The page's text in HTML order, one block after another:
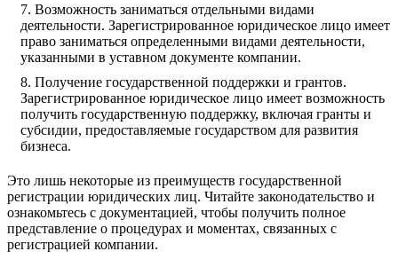
Возможность заниматься отдельными видами
деятельности. Зарегистрированное юридическое лицо имеет
право заниматься определенными видами деятельности,
указанными в уставном документе компании.
Получение государственной поддержки и грантов.
Зарегистрированное юридическое лицо имеет возможность
получить государственную поддержку, включая гранты и
субсидии, предоставляемые государством для развития
бизнеса.
Это лишь некоторые из преимуществ государственной
регистрации юридических лиц. Читайте законодательство и
ознакомьтесь с документацией, чтобы получить полное
представление о процедурах и моментах, связанных с
регистрацией компании.